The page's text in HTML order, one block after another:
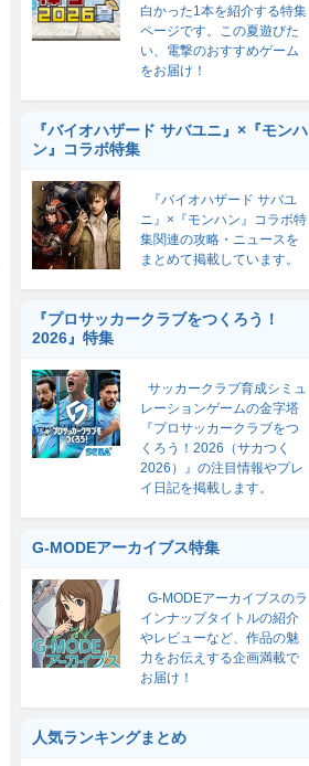
白かった1本を紹介する特集
ページです。この夏遊びた
い、電撃のおすすめゲーム
をお届け！
『バイオハザード サバユニ』×『モンハ
ン』コラボ特集
『バイオハザード サバユ
ニ』×『モンハン』コラボ特
集関連の攻略・ニュースを
まとめて掲載しています。
『プロサッカークラブをつくろう！
2026』特集
サッカークラブ育成シミュ
レーションゲームの金字塔
『プロサッカークラブをつ
くろう！2026（サカつく
2026）』の注目情報やプレ
イ日記を掲載します。
G-MODEアーカイブス特集
G-MODEアーカイブスのラ
インナップタイトルの紹介
やレビューなど、作品の魅
力をお伝えする企画満載で
お届け！
人気ランキングまとめ